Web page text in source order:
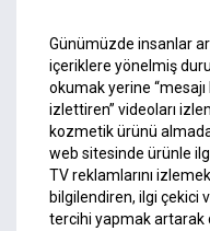
Günümüzde insanlar
içeriklere yönelmiş
okumak yerine
izlettiren” videoları
kozmetik ürünü
web sitesinde ürünle
TV reklamlarını
bilgilendiren, ilgi çekici
tercihi yapmak artarak